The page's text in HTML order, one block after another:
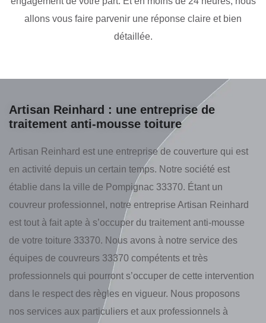
allons vous faire parvenir une réponse claire et bien
détaillée.
Artisan Reinhard : une entreprise de
traitement anti-mousse toiture
Artisan Reinhard est une entreprise de couverture qui est
en activité depuis un certain temps. Notre société est
établie dans la ville de Pompignac 33370. Étant un
couvreur professionnel, notre entreprise Artisan Reinhard
est tout à fait apte à s’occuper du traitement anti-mousse
de votre toiture 33370. Nous avons à notre service des
équipes de couvreurs 33370 compétents et très
professionnels qui pourront s’occuper de cette intervention
dans le respect des règles en vigueur. Nous proposons
nos services aux particuliers et aux professionnels à